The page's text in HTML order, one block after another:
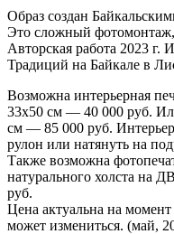
Образ создан
Это сложный фотомонтаж,
Авторская работа 2023
Традиций на Байкале в
Возможна интерьерная
33х50 см — 40 000 руб.
см — 85 000 руб.
рулон или натянуть на
Также возможна
натурального холста на
руб.
Цена актуальна на
может измениться. (май,